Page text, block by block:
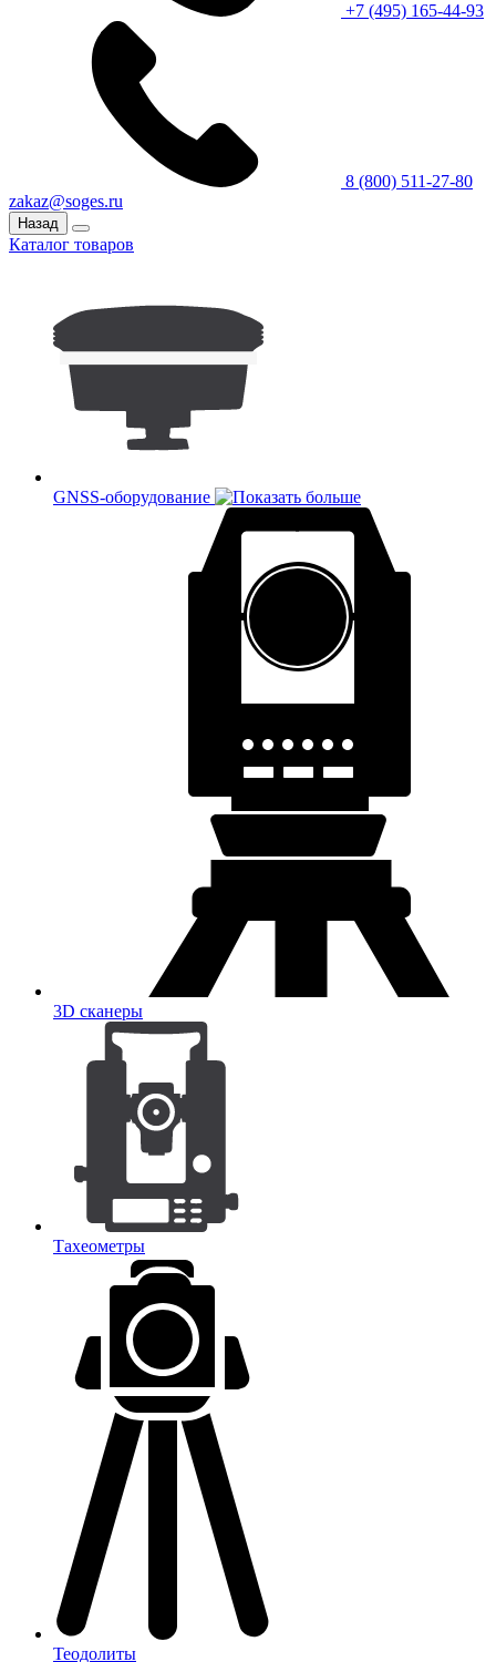
+7 (495) 165-44-93
8 (800) 511-27-80
zakaz@soges.ru
Назад
Каталог товаров
GNSS-оборудование
3D сканеры
Тахеометры
Теодолиты